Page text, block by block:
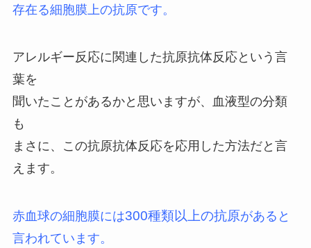
存在る細胞膜上の抗原です。
アレルギー反応に関連した抗原抗体反応という言
葉を
聞いたことがあるかと思いますが、血液型の分類
も
まさに、この抗原抗体反応を応用した方法だと言
えます。
赤血球の細胞膜には300種類以上の抗原があると
言われています。